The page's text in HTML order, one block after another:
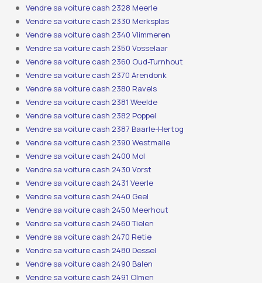
Vendre sa voiture cash 2328 Meerle
Vendre sa voiture cash 2330 Merksplas
Vendre sa voiture cash 2340 Vlimmeren
Vendre sa voiture cash 2350 Vosselaar
Vendre sa voiture cash 2360 Oud-Turnhout
Vendre sa voiture cash 2370 Arendonk
Vendre sa voiture cash 2380 Ravels
Vendre sa voiture cash 2381 Weelde
Vendre sa voiture cash 2382 Poppel
Vendre sa voiture cash 2387 Baarle-Hertog
Vendre sa voiture cash 2390 Westmalle
Vendre sa voiture cash 2400 Mol
Vendre sa voiture cash 2430 Vorst
Vendre sa voiture cash 2431 Veerle
Vendre sa voiture cash 2440 Geel
Vendre sa voiture cash 2450 Meerhout
Vendre sa voiture cash 2460 Tielen
Vendre sa voiture cash 2470 Retie
Vendre sa voiture cash 2480 Dessel
Vendre sa voiture cash 2490 Balen
Vendre sa voiture cash 2491 Olmen